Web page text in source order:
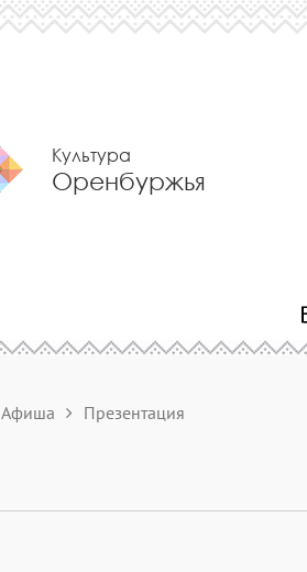
Культура
Оренбуржья
Афиша Презентация